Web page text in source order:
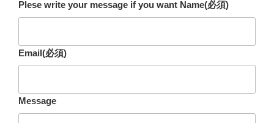
Plese write your message if you want Name(必須)
Email(必須)
Message